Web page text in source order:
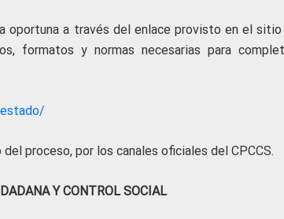
oportuna a través del enlace provisto en el
formatos y normas necesarias para
proceso, por los canales oficiales del CPCCS.
Y CONTROL SOCIAL